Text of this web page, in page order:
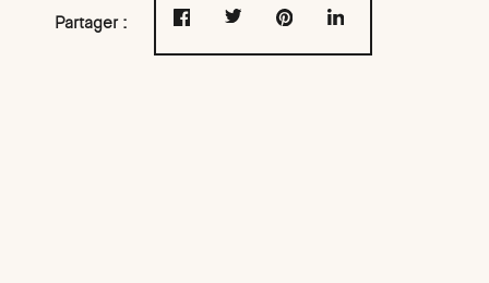
Partager :